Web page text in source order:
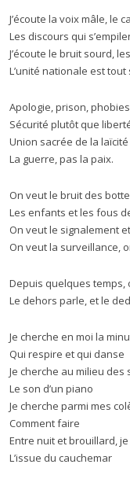
J’écoute la voix mâle, le
Les discours qui
J’écoute le bruit sourd,
L’unité nationale est
Apologie, prison,
Sécurité plutôt que
Union sacrée de la laïcité
La guerre, pas la paix.
On veut le bruit des
Les enfants et les fous
On veut le signalement
On veut la surveillance,
Depuis quelques temps,
Le dehors parle, et le
Je cherche en moi la
Qui respire et qui danse
Je cherche au milieu des
Le son d’un piano
Je cherche parmi mes
Comment faire
Entre nuit et brouillard,
L’issue du cauchemar